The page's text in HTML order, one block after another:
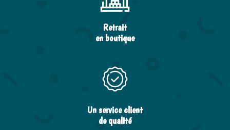
Retrait
en boutique
Un service client
de qualité